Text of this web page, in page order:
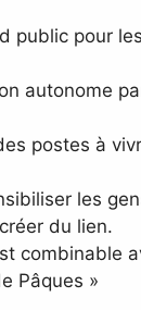
public pour
autonome
postes à
les
du lien.
combinable
Pâques »